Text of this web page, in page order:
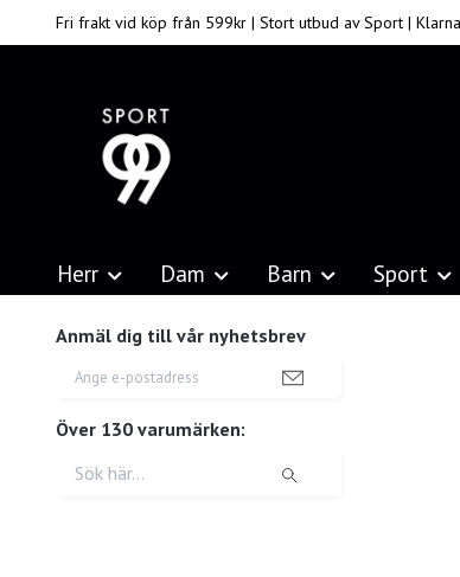
Fri frakt vid köp från 599kr | Stort utbud av Sport |
Herr Dam Barn Sport
Anmäl dig till vår nyhetsbrev
Över 130 varumärken: